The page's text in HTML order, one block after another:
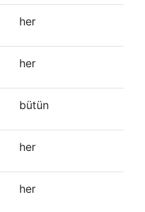
her
her
bütün
her
her